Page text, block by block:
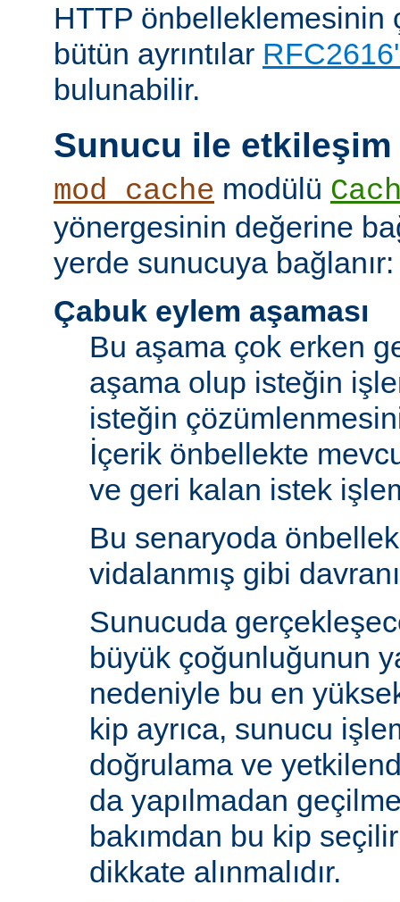
HTTP önbelleklemesinin
bütün ayrıntılar
bulunabilir.
Sunucu ile etkileşim
mod_cache modülü
yönergesinin değerine
yerde sunucuya bağlanır:
Çabuk eylem aşaması
Bu aşama çok erken
aşama olup isteğin
isteğin
İçerik önbellekte
ve geri kalan istek
Bu senaryoda
vidalanmış gibi
Sunucuda
büyük çoğunluğunun
nedeniyle bu en
kip ayrıca, sunucu
doğrulama ve
da yapılmadan
bakımdan bu kip
dikkate alınmalıdır.